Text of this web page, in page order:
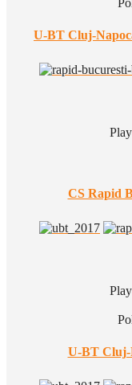
U-BT Cluj-
CS Rapid
U-BT Cluj-